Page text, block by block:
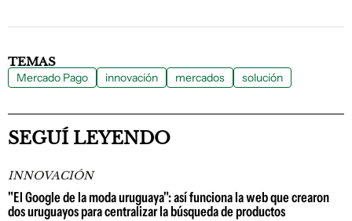
TEMAS
Mercado Pago innovación mercados solución
SEGUÍ LEYENDO
INNOVACIÓN
"El Google de la moda uruguaya": así funciona la web que crearon
dos uruguayos para centralizar la búsqueda de productos